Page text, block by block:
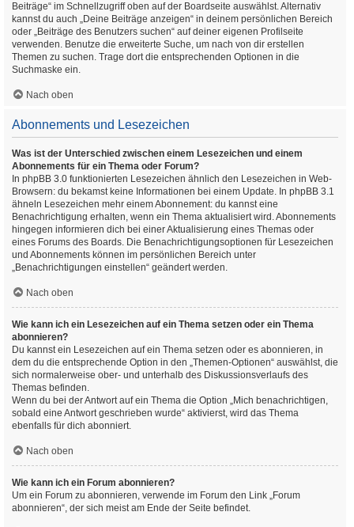
Beiträge“ im Schnellzugriff oben auf der Boardseite auswählst. Alternativ
kannst du auch „Deine Beiträge anzeigen“ in deinem persönlichen Bereich
oder „Beiträge des Benutzers suchen“ auf deiner eigenen Profilseite
verwenden. Benutze die erweiterte Suche, um nach von dir erstellen
Themen zu suchen. Trage dort die entsprechenden Optionen in die
Suchmaske ein.
Nach oben
Abonnements und Lesezeichen
Was ist der Unterschied zwischen einem Lesezeichen und einem
Abonnements für ein Thema oder Forum?
In phpBB 3.0 funktionierten Lesezeichen ähnlich den Lesezeichen in Web-
Browsern: du bekamst keine Informationen bei einem Update. In phpBB 3.1
ähneln Lesezeichen mehr einem Abonnement: du kannst eine
Benachrichtigung erhalten, wenn ein Thema aktualisiert wird. Abonnements
hingegen informieren dich bei einer Aktualisierung eines Themas oder
eines Forums des Boards. Die Benachrichtigungsoptionen für Lesezeichen
und Abonnements können im persönlichen Bereich unter
„Benachrichtigungen einstellen“ geändert werden.
Nach oben
Wie kann ich ein Lesezeichen auf ein Thema setzen oder ein Thema
abonnieren?
Du kannst ein Lesezeichen auf ein Thema setzen oder es abonnieren, in
dem du die entsprechende Option in den „Themen-Optionen“ auswählst, die
sich normalerweise ober- und unterhalb des Diskussionsverlaufs des
Themas befinden.
Wenn du bei der Antwort auf ein Thema die Option „Mich benachrichtigen,
sobald eine Antwort geschrieben wurde“ aktivierst, wird das Thema
ebenfalls für dich abonniert.
Nach oben
Wie kann ich ein Forum abonnieren?
Um ein Forum zu abonnieren, verwende im Forum den Link „Forum
abonnieren“, der sich meist am Ende der Seite befindet.